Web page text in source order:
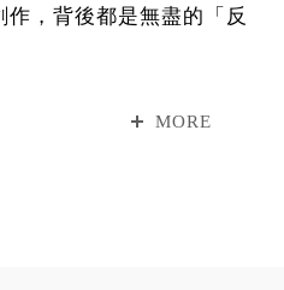
，背後都是無盡的「反
呈現與排演之間，充滿可
MORE